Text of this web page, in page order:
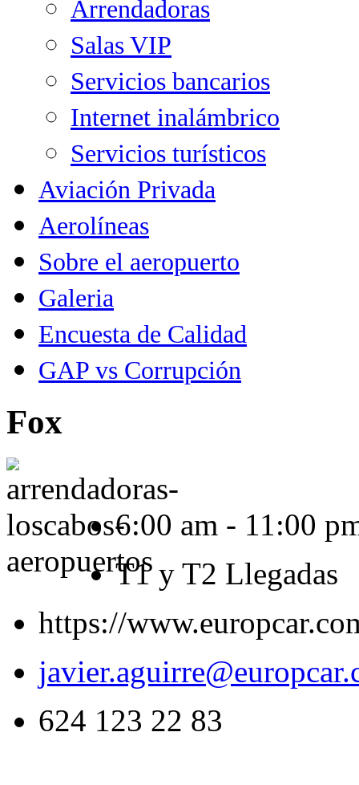
Arrendadoras
Salas VIP
Servicios bancarios
Internet inalámbrico
Servicios turísticos
Aviación Privada
Aerolíneas
Sobre el aeropuerto
Galeria
Encuesta de Calidad
GAP vs Corrupción
Fox
6:00 am - 11:00
T1 y T2 Llegadas
https://
624 123 22 83